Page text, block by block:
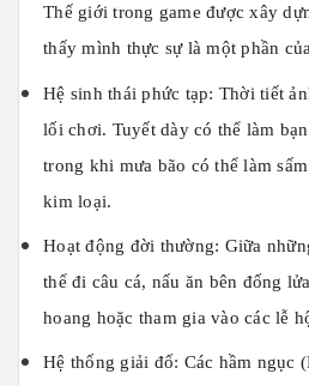
Thế giới trong game được xây
thấy mình thực sự là một phần
Hệ sinh thái phức tạp: Thời tiết
lối chơi. Tuyết dày có thể làm
trong khi mưa bão có thể làm
kim loại.
Hoạt động đời thường: Giữa
thể đi câu cá, nấu ăn bên đống
hoang hoặc tham gia vào các lễ
Hệ thống giải đố: Các hầm ngục